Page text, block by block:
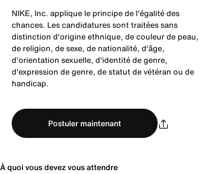
NIKE, Inc. applique le principe de l'égalité des
chances. Les candidatures sont traitées sans
distinction d'origine ethnique, de couleur de peau,
de religion, de sexe, de nationalité, d'âge,
d'orientation sexuelle, d'identité de genre,
d'expression de genre, de statut de vétéran ou de
handicap.
Postuler maintenant
À quoi vous devez vous attendre